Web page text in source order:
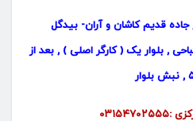
قدیم کاشان و آران- بیدگل
, بلوار یک ( کارگر اصلی ) , بعد از